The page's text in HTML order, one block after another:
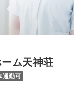
ム天神荘
通勤可